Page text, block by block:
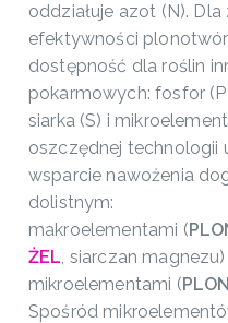
oddziałuje azot (N).
efektywności
dostępność dla roślin
pokarmowych: fosfor
siarka (S) i
oszczędnej technologii
wsparcie nawożenia
dolistnym:
makroelementami (
ŻEL, siarczan
mikroelementami (
Spośród